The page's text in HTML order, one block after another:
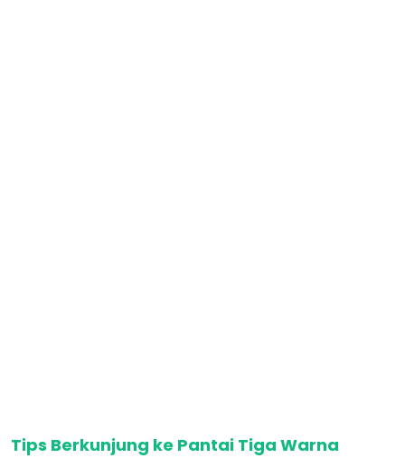
Tips Berkunjung ke Pantai Tiga Warna